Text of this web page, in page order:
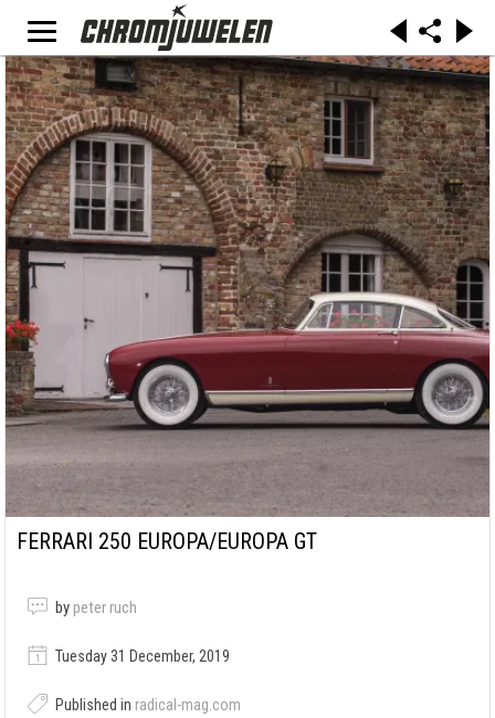
FERRARI 250 EUROPA/EUROPA GT
by peter ruch
Tuesday 31 December, 2019
Published in radical-mag.com